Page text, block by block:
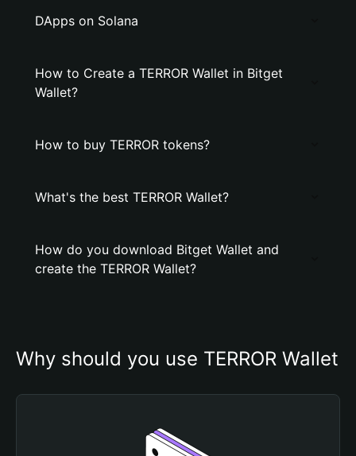
DApps on Solana
How to Create a TERROR Wallet in Bitget
Wallet?
How to buy TERROR tokens?
What's the best TERROR Wallet?
How do you download Bitget Wallet and
create the TERROR Wallet?
Why should you use TERROR Wallet